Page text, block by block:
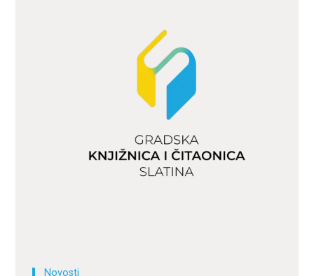
O KNJIŽNICI
ZA KORISNIKE
KONTAKT
Novosti